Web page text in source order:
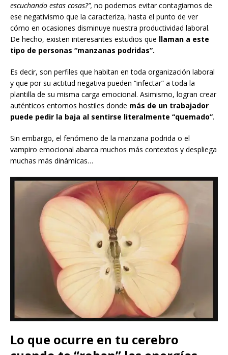
escuchando estas cosas?”, no podemos evitar contagiarnos de
ese negativismo que la caracteriza, hasta el punto de ver
cómo en ocasiones disminuye nuestra productividad laboral.
De hecho, existen interesantes estudios que llaman a este
tipo de personas “manzanas podridas”.
Es decir, son perfiles que habitan en toda organización laboral
y que por su actitud negativa pueden “infectar” a toda la
plantilla de su misma carga emocional. Asimismo, logran crear
auténticos entornos hostiles donde más de un trabajador
puede pedir la baja al sentirse literalmente “quemado”.
Sin embargo, el fenómeno de la manzana podrida o el
vampiro emocional abarca muchos más contextos y despliega
muchas más dinámicas…
Lo que ocurre en tu cerebro